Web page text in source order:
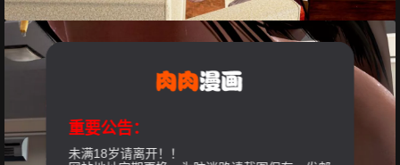
重要公告：
未满18岁请离开！！